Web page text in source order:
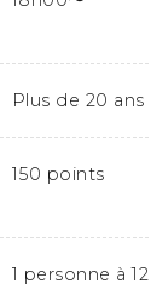
Plus de 20
150 points
1 personne à